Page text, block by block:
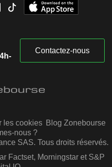
Contactez-nous
les cookies Blog Zonebourse
nous ?
SAS. Tous droits réservés.
Factset, Morningstar et S&P